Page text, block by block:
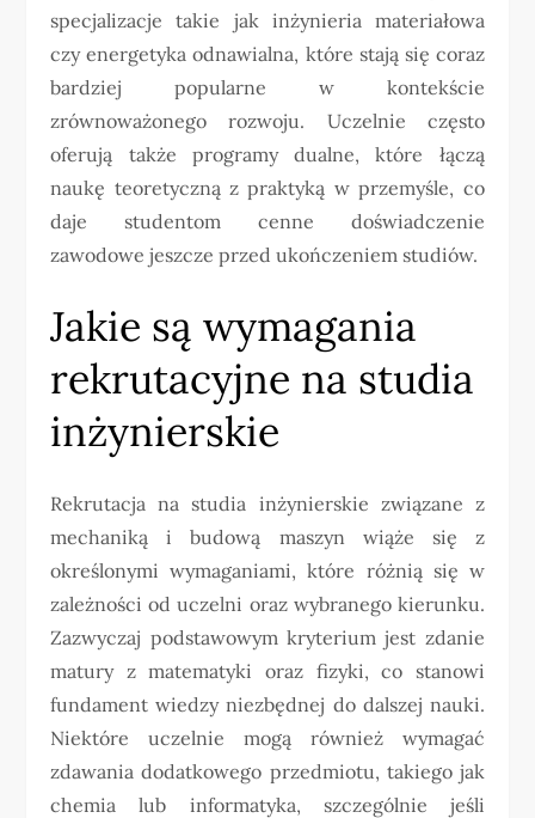
specjalizacje takie jak inżynieria materiałowa
czy energetyka odnawialna, które stają się coraz
bardziej popularne w kontekście
zrównoważonego rozwoju. Uczelnie często
oferują także programy dualne, które łączą
naukę teoretyczną z praktyką w przemyśle, co
daje studentom cenne doświadczenie
zawodowe jeszcze przed ukończeniem studiów.
Jakie są wymagania
rekrutacyjne na studia
inżynierskie
Rekrutacja na studia inżynierskie związane z
mechaniką i budową maszyn wiąże się z
określonymi wymaganiami, które różnią się w
zależności od uczelni oraz wybranego kierunku.
Zazwyczaj podstawowym kryterium jest zdanie
matury z matematyki oraz fizyki, co stanowi
fundament wiedzy niezbędnej do dalszej nauki.
Niektóre uczelnie mogą również wymagać
zdawania dodatkowego przedmiotu, takiego jak
chemia lub informatyka, szczególnie jeśli